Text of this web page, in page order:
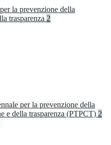
la prevenzione della
trasparenza 2
per la prevenzione della
e della trasparenza (PTPCT) 2